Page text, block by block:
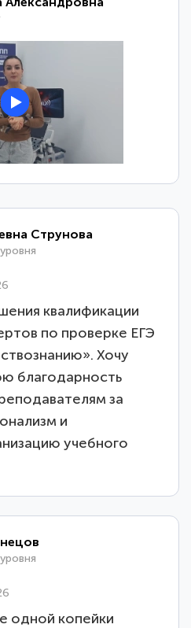
Струнова
квалификации
по проверке ЕГЭ
Хочу
благодарность
за
и
учебного
одной копейки